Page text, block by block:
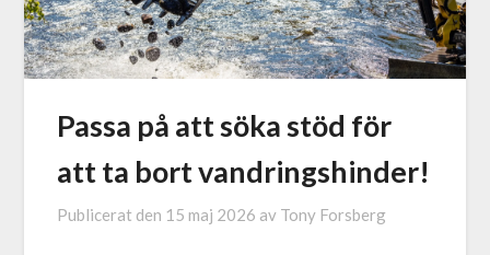
Passa på att söka stöd för
att ta bort vandringshinder!
Publicerat den 15 maj 2026 av Tony Forsberg